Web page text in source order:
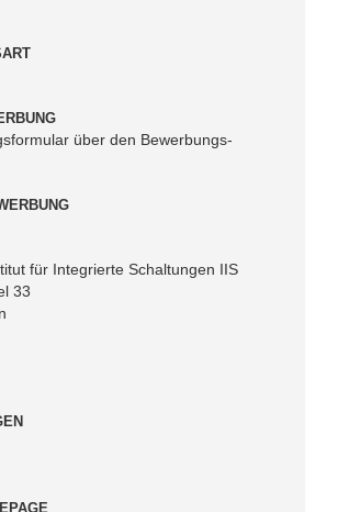
über den Bewerbungs-
für Integrierte Schaltungen IIS
33